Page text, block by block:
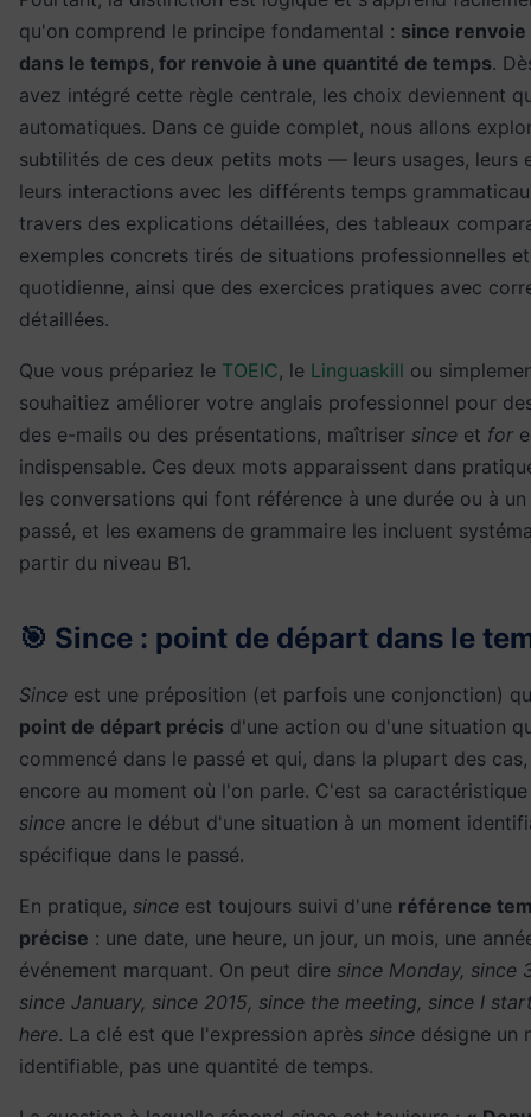
qu'on comprend le principe fondamental : since renvoie
dans le temps, for renvoie à une quantité de temps.
avez intégré cette règle centrale, les choix deviennent
automatiques. Dans ce guide complet, nous allons
subtilités de ces deux petits mots — leurs usages, leurs
leurs interactions avec les différents temps
travers des explications détaillées, des tableaux
exemples concrets tirés de situations professionnelles
quotidienne, ainsi que des exercices pratiques avec
détaillées.
Que vous prépariez le TOEIC, le Linguaskill ou
souhaitiez améliorer votre anglais professionnel pour
des e-mails ou des présentations, maîtriser since et for
indispensable. Ces deux mots apparaissent dans
les conversations qui font référence à une durée ou à
passé, et les examens de grammaire les incluent
partir du niveau B1.
🎯 Since : point de départ dans le
Since est une préposition (et parfois une conjonction)
point de départ précis d'une action ou d'une situation
commencé dans le passé et qui, dans la plupart des
encore au moment où l'on parle. C'est sa
since ancre le début d'une situation à un moment
spécifique dans le passé.
En pratique, since est toujours suivi d'une référence
précise : une date, une heure, un jour, un mois, une
événement marquant. On peut dire since Monday, since
since January, since 2015, since the meeting, since I
here. La clé est que l'expression après since désigne un
identifiable, pas une quantité de temps.